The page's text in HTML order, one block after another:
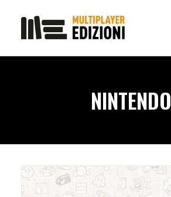
GADGET
NEWS
CONTATTI
NINTENDO